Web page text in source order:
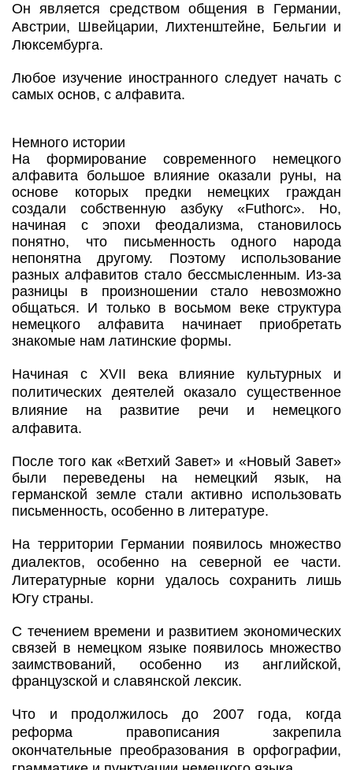
Он является средством общения в Германии,
Австрии, Швейцарии, Лихтенштейне, Бельгии и
Люксембурга.
Любое изучение иностранного следует начать с
самых основ, с алфавита.
Немного истории
На формирование современного немецкого
алфавита большое влияние оказали руны, на
основе которых предки немецких граждан
создали собственную азбуку «Futhorc». Но,
начиная с эпохи феодализма, становилось
понятно, что письменность одного народа
непонятна другому. Поэтому использование
разных алфавитов стало бессмысленным. Из-за
разницы в произношении стало невозможно
общаться. И только в восьмом веке структура
немецкого алфавита начинает приобретать
знакомые нам латинские формы.
Начиная с XVII века влияние культурных и
политических деятелей оказало существенное
влияние на развитие речи и немецкого
алфавита.
После того как «Ветхий Завет» и «Новый Завет»
были переведены на немецкий язык, на
германской земле стали активно использовать
письменность, особенно в литературе.
На территории Германии появилось множество
диалектов, особенно на северной ее части.
Литературные корни удалось сохранить лишь
Югу страны.
С течением времени и развитием экономических
связей в немецком языке появилось множество
заимствований, особенно из английской,
французской и славянской лексик.
Что и продолжилось до 2007 года, когда
реформа правописания закрепила
окончательные преобразования в орфографии,